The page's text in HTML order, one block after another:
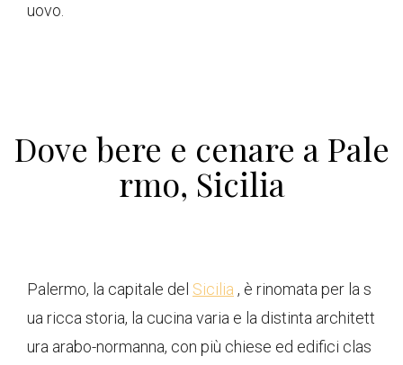
uovo.
Dove bere e cenare a Pale
rmo, Sicilia
Palermo, la capitale del Sicilia , è rinomata per la s
ua ricca storia, la cucina varia e la distinta architett
ura arabo-normanna, con più chiese ed edifici clas